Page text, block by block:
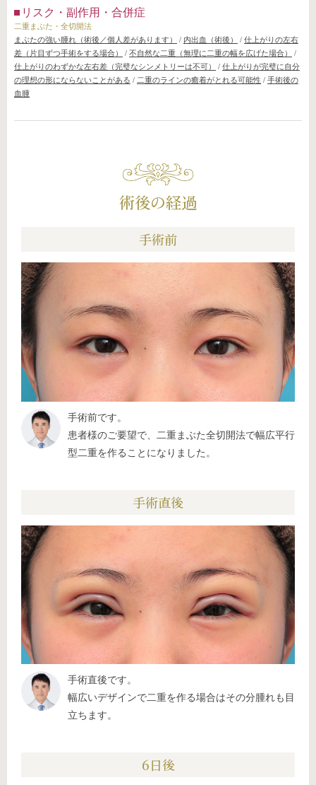
リスク・副作用・合併症
二重まぶた・全切開法
まぶたの強い腫れ（術後／個人差があります）
/ 内出血（術後） / 仕上がりの左右
差（片目ずつ手術をする場合）
/ 不自然な二重（無理に二重の幅を広げた場合）
/
仕上がりのわずかな左右差（完璧なシンメトリーは不可）
/ 仕上がりが完璧に自分
の理想の形にならないことがある / 二重のラインの癒着がとれる可能性 / 手術後の
血腫
術後の経過
手術前
手術前です。
患者様のご要望で、二重まぶた全切開法で幅広平行
型二重を作ることになりました。
手術直後
手術直後です。
幅広いデザインで二重を作る場合はその分腫れも目
立ちます。
6日後